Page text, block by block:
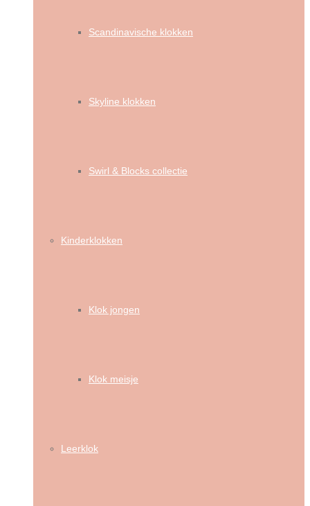
Scandinavische klokken
Skyline klokken
Swirl & Blocks collectie
Kinderklokken
Klok jongen
Klok meisje
Leerklok